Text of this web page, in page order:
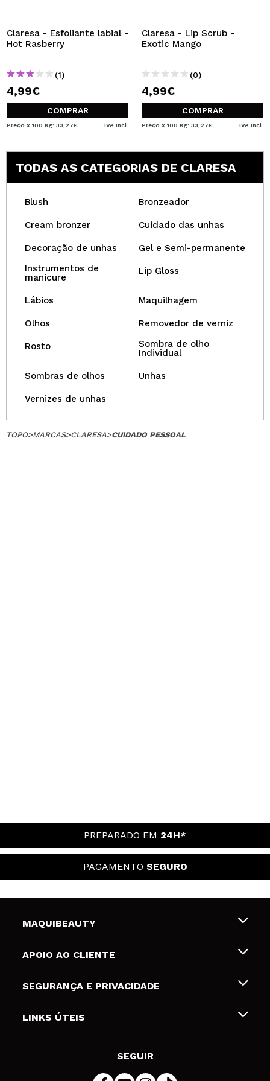
Ao criar uma conta no Maquibeauty.pt pode fazer as suas
compras rapidamente, verificar o estado das suas
encomendas e consultar as suas operações anteriores.
CRIAR CONTA
Claresa - Esfoliante labial -
Hot Rasberry
(1)
4,99€
COMPRAR
Preço x 100 Kg: 33,27€ IVA Incl.
Claresa - Lip Scrub -
Exotic Mango
(0)
4,99€
COMPRAR
Preço x 100 Kg: 33,27€ IVA Incl.
TODAS AS CATEGORIAS DE CLARESA
Blush Bronzeador
Cream bronzer Cuidado das unhas
Decoração de unhas
Gel e Semi-permanente
Instrumentos de
manicure
Lip Gloss
Lábios Maquilhagem
Olhos Removedor de verniz
Rosto
Sombra de olho
Individual
Sombras de olhos Unhas
Vernizes de unhas
TOPO>MARCAS>CLARESA>CUIDADO PESSOAL
PREPARADO EM 24H*
PAGAMENTO SEGURO
MAQUIBEAUTY
Sobre nós
Gift Cards
APOIO AO CLIENTE
Envios e Devoluções
Formas de pagamento
SEGURANÇA E PRIVACIDADE
Termos e Privacidade
LINKS ÚTEIS
SEGUIR